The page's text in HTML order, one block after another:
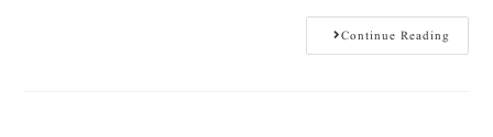
Continue Reading